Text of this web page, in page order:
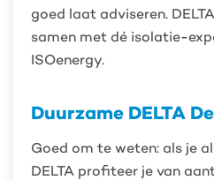
goed laat adviseren.
samen met dé isolatie-
ISOenergy.
Duurzame DELTA
Goed om te weten: als je
DELTA profiteer je van